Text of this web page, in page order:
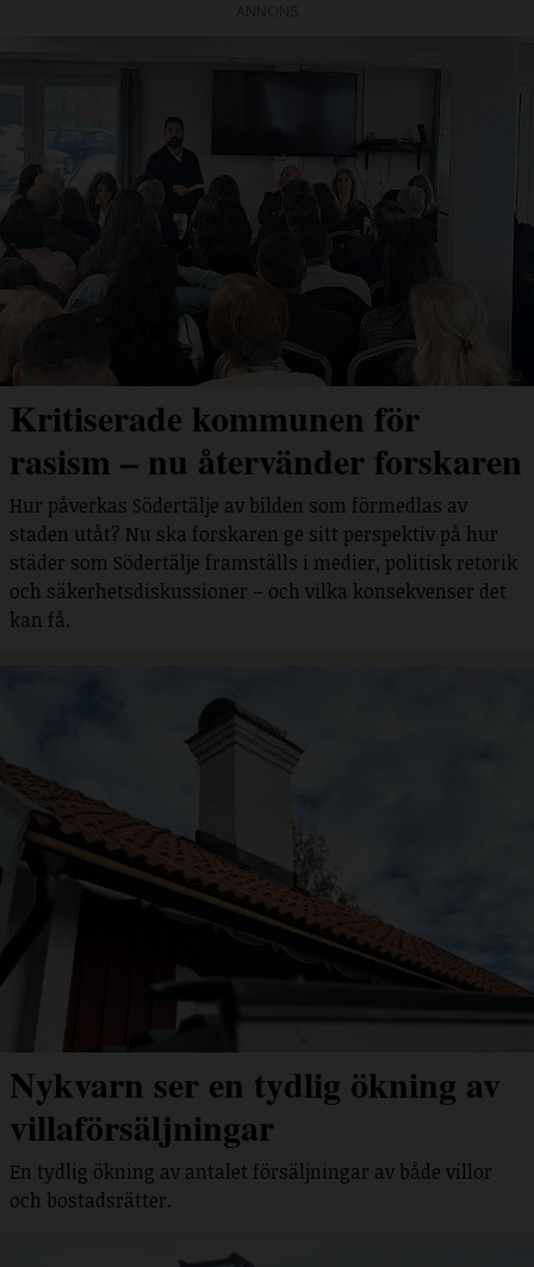
Kritiserade kommunen för
rasism – nu återvänder forskaren
Hur påverkas Södertälje av bilden som förmedlas av
staden utåt? Nu ska forskaren ge sitt perspektiv på hur
städer som Södertälje framställs i medier, politisk retorik
och säkerhetsdiskussioner – och vilka konsekvenser det
kan få.
Nykvarn ser en tydlig ökning av
villaförsäljningar
En tydlig ökning av antalet försäljningar av både villor
och bostadsrätter.